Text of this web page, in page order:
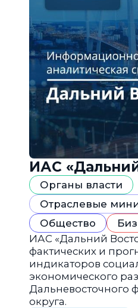
ИАС
Органы власти
Отраслевые
Общество
ИАС «Дальний
фактических и
индикаторов
экономического
Дальневосточного
округа.